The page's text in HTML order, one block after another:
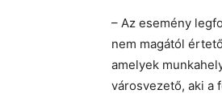
– Az esemény
nem magától
amelyek
városvezető, aki a